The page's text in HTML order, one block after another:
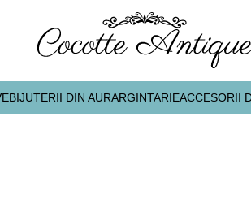
BIJUTERII DIN AURARGINTARIEACCESORII